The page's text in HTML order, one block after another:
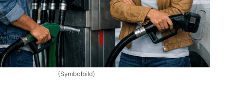
(Symbolbild)